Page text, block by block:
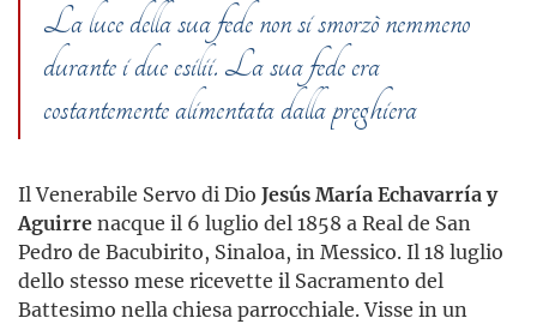
La luce della sua fede non si smorzò nemmeno
durante i due esilii. La sua fede era
costantemente alimentata dalla preghiera
Il Venerabile Servo di Dio Jesús María Echavarría y
Aguirrenacque il 6 luglio del 1858 a Real de San
Pedro de Bacubirito, Sinaloa, in Messico. Il 18 luglio
dello stesso mese ricevette il Sacramento del
Battesimo nella chiesa parrocchiale. Visse in un